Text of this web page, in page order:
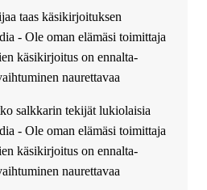
You’ve
taas käsikirjoituksen
- Ole oman elämäsi toimittaja
käsikirjoitus on ennalta-
naurettavaa
salkkarin tekijät lukiolaisia
- Ole oman elämäsi toimittaja
käsikirjoitus on ennalta-
naurettavaa